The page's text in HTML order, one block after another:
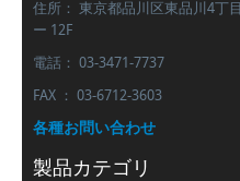
住所： 東京都品川区東品川4丁
ー 12F
電話： 03-3471-7737
FAX ： 03-6712-3603
各種お問い合わせ
製品カテゴリ